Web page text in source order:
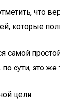
что
которые
самой
сути, это
цели